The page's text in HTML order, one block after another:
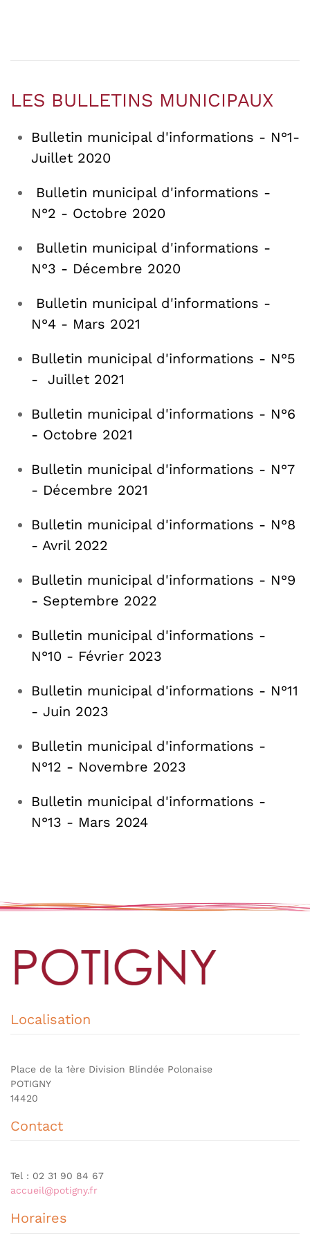
LES BULLETINS MUNICIPAUX
Bulletin municipal d'informations - N°1-
Juillet 2020
Bulletin municipal d'informations -
N°2 - Octobre 2020
Bulletin municipal d'informations -
N°3 - Décembre 2020
Bulletin municipal d'informations -
N°4 - Mars 2021
Bulletin municipal d'informations - N°5
- Juillet 2021
Bulletin municipal d'informations - N°6
- Octobre 2021
Bulletin municipal d'informations - N°7
- Décembre 2021
Bulletin municipal d'informations - N°8
- Avril 2022
Bulletin municipal d'informations - N°9
- Septembre 2022
Bulletin municipal d'informations -
N°10 - Février 2023
Bulletin municipal d'informations - N°11
- Juin 2023
Bulletin municipal d'informations -
N°12 - Novembre 2023
Bulletin municipal d'informations -
N°13 - Mars 2024
Localisation
Place de la 1ère Division Blindée Polonaise
POTIGNY
14420
Contact
Tel : 02 31 90 84 67
accueil@potigny.fr
Horaires